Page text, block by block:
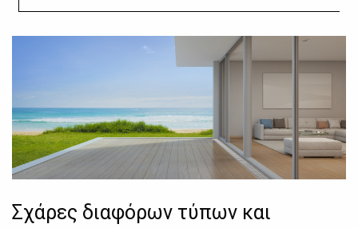
Σχάρες διαφόρων τύπων και